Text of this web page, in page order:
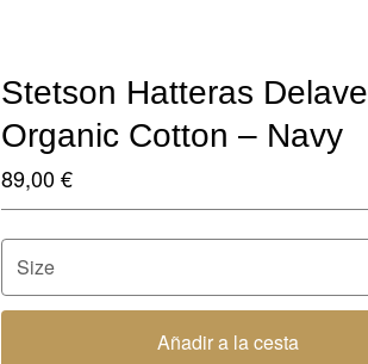
Stetson Hatteras Delave
Organic Cotton – Navy
89,00€
Añadir a la cesta